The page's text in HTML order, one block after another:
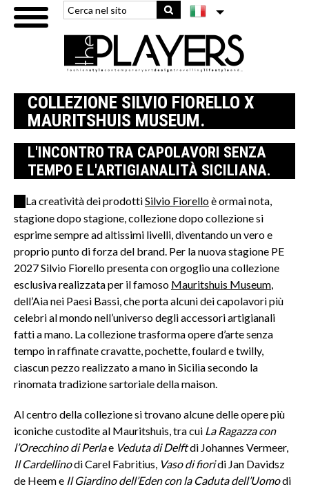
COLLEZIONE SILVIO FIORELLO X
MAURITSHUIS MUSEUM.
L'INCONTRO TRA CAPOLAVORI SENZA
TEMPO E L'ARTIGIANALITÀ SICILIANA.
La creatività dei prodottiSilvio Fiorelloè ormai nota,
stagione dopo stagione, collezione dopo collezione si
esprime sempre ad altissimi livelli, diventando un vero e
proprio punto di forza del brand. Per la nuova stagione PE
2027 Silvio Fiorello presenta con orgoglio una collezione
esclusiva realizzata per il famoso Mauritshuis Museum,
dell’Aia nei Paesi Bassi, che porta alcuni dei capolavori più
celebri al mondo nell’universo degli accessori artigianali
fatti a mano. La collezione trasforma opere d’arte senza
tempo in raffinate cravatte, pochette, foulard e twilly,
ciascun pezzo realizzato a mano in Sicilia secondo la
rinomata tradizione sartoriale della maison.
Al centro della collezione si trovano alcune delle opere più
iconiche custodite al Mauritshuis, tra cui La Ragazza con
l’Orecchino di Perlae Veduta di Delftdi Johannes Vermeer,
Il Cardellinodi Carel Fabritius, Vaso di fioridi Jan Davidsz
de Heem e Il Giardino dell’Eden con la Caduta dell’Uomodi